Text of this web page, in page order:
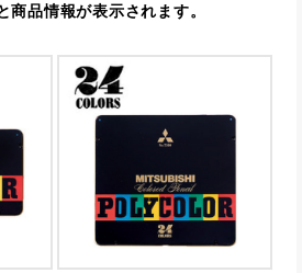
品情報が表示されます。